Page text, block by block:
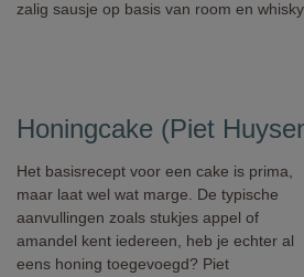
zalig sausje op basis van room en whisky.
Honingcake (Piet
Het basisrecept voor een cake is prima,
maar laat wel wat marge. De typische
aanvullingen zoals stukjes appel of
amandel kent iedereen, heb je echter al
eens honing toegevoegd? Piet